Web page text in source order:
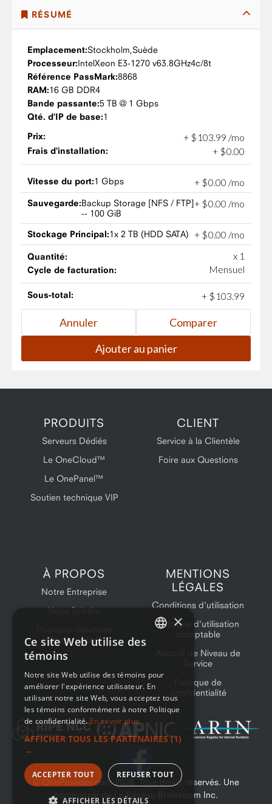
RÉSUMÉ
Emplacement:Stockholm,Suède
Processeur:IntelXeon E3-1270 v63.8GHz4c/8t
Référence PassMark:8868
RAM:16 GB DDR4
Bande passante:5 TB @ 1 Gbps
Qté. d'IP de base:1
Prix:
+ $ 103 99 /mo
Frais d'installation: + $0.00
Vitesse du port:1 Gbps + $0 00 /mo
Sauvegarde:Backup Storage [NFS / FTP]
-- 100 GiB
+ $0.00 /mo
Stockage Principal:1x 2 TB (HDD SATA) + $0.00 /mo
Quantité: x 1
Cycle de facturation: Mensuel
Sous-total: + $ 103 99
PRODUITS
Serveurs Dédiés
Le OneCloud™
Le OnePanel™
Soutien technique VIP
CLIENT
Service à la Clientèle
Foire aux Questions
À PROPOS
Notre Entreprise
Nous Joindre
OneProvider?
MENTIONS
LÉGALES
Conditions d'utilisation
Politique d'utilisation
acceptable
Accord de Niveau de
Service
Politique de
confidentialité
© OneProvider.com
. Tous droits réservés. Une
compagnie de Le Réseau Brainstorm Inc.
×
Ce site Web utilise des
témoins
Notre site Web utilise des témoins pour
améliorer l'expérience utilisateur. En
utilisant notre site Web, vous acceptez tous
les témoins conformément à notre Politique
de confidentialité. En savoir plus
AFFICHER TOUS LES PARTENAIRES (1)
→
ACCEPTER TOUT REFUSER TOUT
AFFICHER LES DÉTAILS